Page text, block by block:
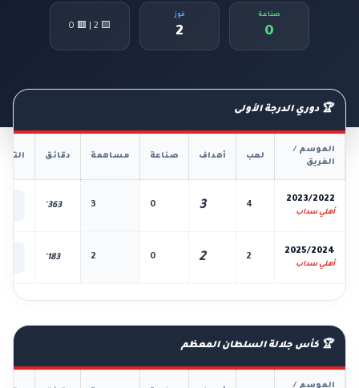
صناعة
0
فوز
2
🟨 2 | 🟥 0
🏆 دوري الدرجة الأولى
الموسم /
الفريق
لعب أهداف صناعة مساهمة دقائق
2023/2022
أهلي سداب
4
3
0
3
363'
2025/2024
أهلي سداب
2
2
0
2
183'
🏆 كأس جلالة السلطان المعظم
الموسم /